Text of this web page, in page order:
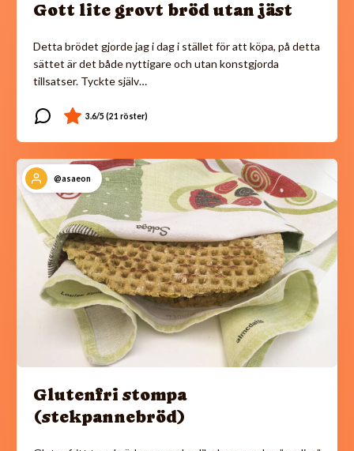
Gott lite grovt bröd utan jäst
Detta brödet gjorde jag i dag i stället för att köpa, på detta
sättet är det både nyttigare och utan konstgjorda
tillsatser. Tyckte själv…
@asaeon
Glutenfri stompa
(stekpannebröd)